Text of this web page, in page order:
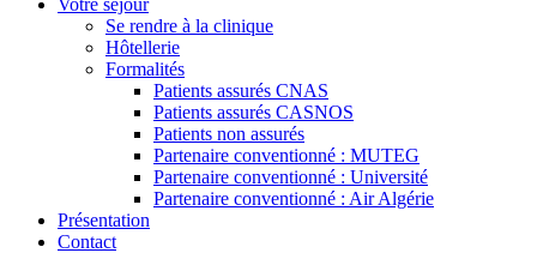
Se rendre à la clinique
Hôtellerie
Formalités
Patients assurés CNAS
Patients assurés CASNOS
Patients non assurés
Partenaire conventionné : MUTEG
Partenaire conventionné : Université
Partenaire conventionné : Air Algérie
Présentation
Contact